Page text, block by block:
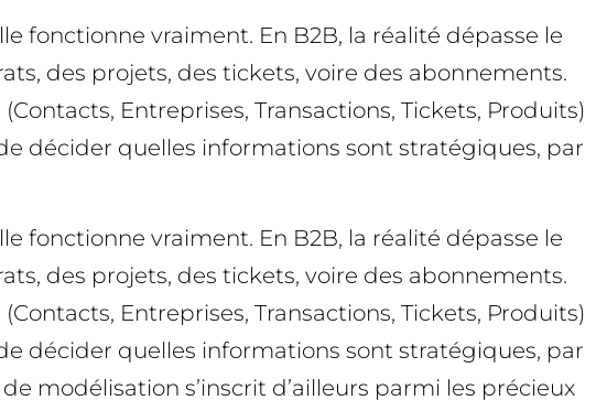
fonctionne vraiment. En B2B, la réalité dépasse le
des projets, des tickets, voire des abonnements.
Entreprises, Transactions, Tickets, Produits)
de décider quelles informations sont stratégiques, par
fonctionne vraiment. En B2B, la réalité dépasse le
des projets, des tickets, voire des abonnements.
Entreprises, Transactions, Tickets, Produits)
de décider quelles informations sont stratégiques, par
modélisation s’inscrit d’ailleurs parmi les précieux